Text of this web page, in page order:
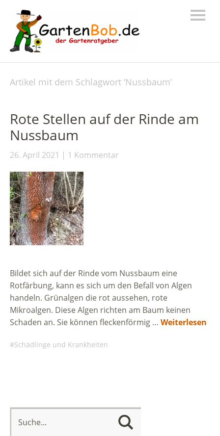
Artikel mit dem Schlagwort ‘Nussbaum’
Rote Stellen auf der Rinde am
Nussbaum
26. April 2021 1 Kommentar
Bildet sich auf der Rinde vom Nussbaum eine
Rotfärbung, kann es sich um den Befall von Algen
handeln. Grünalgen die rot aussehen, rote
Mikroalgen. Diese Algen richten am Baum keinen
Schaden an. Sie können fleckenförmig … Weiterlesen
Schädlinge und Krankheiten